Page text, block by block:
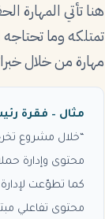
هنا تأتي المهارة
تمتلكه وما
مهارة من خلال
مثال – فقرة
“خلال مشروع
محتوى وإدارة
محتوى تفاعلي